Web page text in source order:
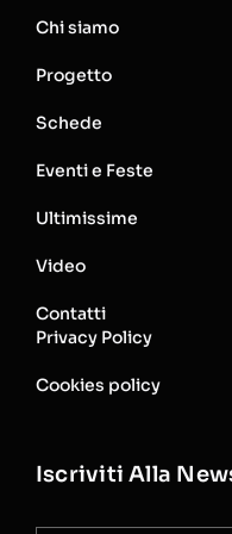
Chi siamo
Progetto
Schede
Eventi e Feste
Ultimissime
Video
Contatti
Privacy Policy
Cookies policy
Iscriviti Alla